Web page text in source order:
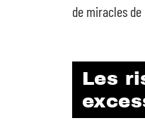
de miracles
Les